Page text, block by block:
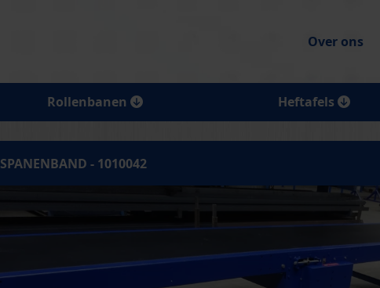
Over ons
Rollenbanen Heftafels
SPANENBAND - 1010042